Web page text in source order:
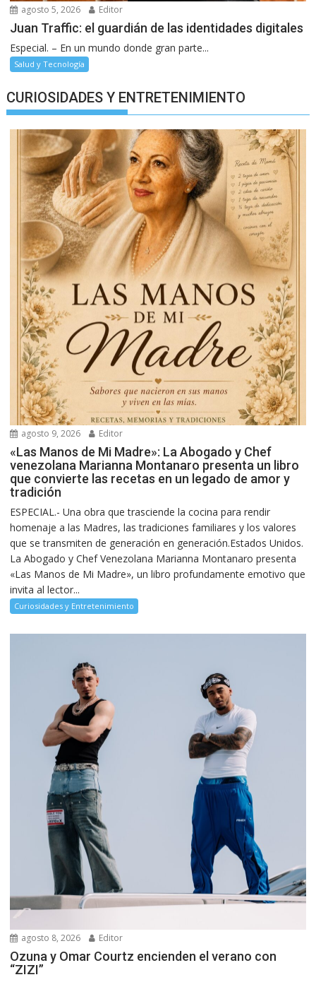
agosto 5, 2026 Editor
Juan Traffic: el guardián de las identidades digitales
Especial. – En un mundo donde gran parte...
Salud y Tecnología
CURIOSIDADES Y ENTRETENIMIENTO
agosto 9, 2026 Editor
«Las Manos de Mi Madre»: La Abogado y Chef
venezolana Marianna Montanaro presenta un libro
que convierte las recetas en un legado de amor y
tradición
ESPECIAL.- Una obra que trasciende la cocina para rendir
homenaje a las Madres, las tradiciones familiares y los valores
que se transmiten de generación en generación.Estados Unidos.
La Abogado y Chef Venezolana Marianna Montanaro presenta
«Las Manos de Mi Madre», un libro profundamente emotivo que
invita al lector...
Curiosidades y Entretenimiento
agosto 8, 2026 Editor
Ozuna y Omar Courtz encienden el verano con
“ZIZI”